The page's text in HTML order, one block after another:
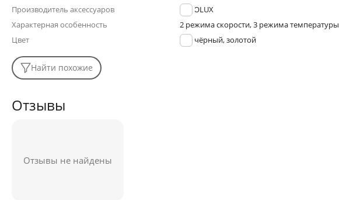
Производитель аксессуаров
ERGOLUX
Характерная особенность
2 режима скорости, 3 режима температуры
Цвет
чёрный, золотой
Найти похожие
Отзывы
Отзывы не найдены